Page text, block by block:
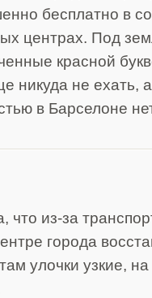
бесплатно в
центрах. Под
красной
никуда не ехать,
в Барселоне
что из-за
города
улочки узкие,